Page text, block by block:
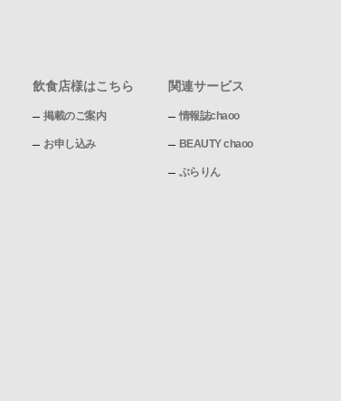
飲食店様はこちら
掲載のご案内
お申し込み
関連サービス
情報誌chaoo
BEAUTY chaoo
ぶらりん